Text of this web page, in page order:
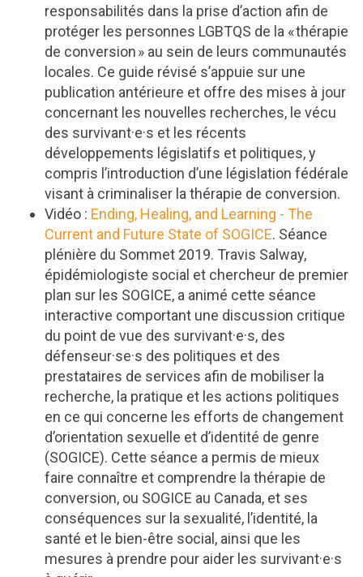
responsabilités dans la prise d’action afin de
protéger les personnes LGBTQS de la « thérapie
de conversion » au sein de leurs communautés
locales. Ce guide révisé s’appuie sur une
publication antérieure et offre des mises à jour
concernant les nouvelles recherches, le vécu
des survivant·e·s et les récents
développements législatifs et politiques, y
compris l’introduction d’une législation fédérale
visant à criminaliser la thérapie de conversion.
Vidéo : Ending, Healing, and Learning - The
Current and Future State of SOGICE. Séance
plénière du Sommet 2019. Travis Salway,
épidémiologiste social et chercheur de premier
plan sur les SOGICE, a animé cette séance
interactive comportant une discussion critique
du point de vue des survivant·e·s, des
défenseur·se·s des politiques et des
prestataires de services afin de mobiliser la
recherche, la pratique et les actions politiques
en ce qui concerne les efforts de changement
d’orientation sexuelle et d’identité de genre
(SOGICE). Cette séance a permis de mieux
faire connaître et comprendre la thérapie de
conversion, ou SOGICE au Canada, et ses
conséquences sur la sexualité, l’identité, la
santé et le bien-être social, ainsi que les
mesures à prendre pour aider les survivant·e·s